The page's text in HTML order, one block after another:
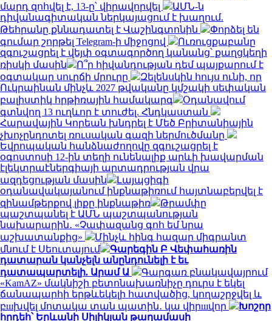
մարդ զոհվել է, 13-ը՝ վիրավորվել
ԱՄՆ-ն
դիվանագիտական ներկայացում է խաղում.
Թեհրանը քննադատել է Վաշինգտոնին
Փորձել են
գումար շորթել Telegram-ի միջոցով
Ուռուցքաբանը
զգուշացրել է վեյփ օգտագործող կանանց՝ քաղցկեղի
ռիսկի մասին
Ո՞ր հիվանդության դեմ պայքարում է
օգտակար սուրճի մրուրը
Զելենսկին հույս ունի, որ
Ուկրաինան մինչև 2027 թվականը կմշակի սեփական
բալիստիկ հրթիռային համակարգ
Օդանավում
գտնվող 13 ուղևոր է տուժել. Հնդկաստան
Հարավային Կորեան խնդրել է Մեծ Բրիտանիային
չխոչընդոտել ռուսական գազի ներմուծմանը
Եվրոպական հանձնաժողովը զգուշացրել է
օգոստոսի 12-ին տեղի ունենալիք արևի խավարման
էլեկտրաէներգիայի արտադրության վրա
ազդեցության մասին
Լայպցիգի
օդանավակայանում ինքնաթիռում հայտնաբերվել է
զինամթերքով լիքը ինքնաթիռ
Թրամփը
պաշտպանել է ԱՄՆ պաշտպանության
նախարարին․ «Չափազանց գոհ եմ նրա
աշխատանքից»
Մինչև հինգ հազար միգրանտ
մնում է Սեուտայում
Գարեգին Բ Վեփահառին
դատարան կանչելն անընդունելի է եւ
դատապարտելի. Արամ Ա
Գարգառ բնակավայրում
«KamAZ» մակնիշի բետոնախառնիչը դուրս է եկել
ճանապարհի երթևեկելի հատվածից, կողաշրջվել և
բшխվել մոտակա տան պատին․ կա վիրшվոր
Խոշոր
հրդեհ՝ Երևանի Սիլիկյան թաղամասի